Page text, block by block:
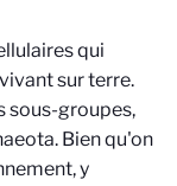
qui
sur terre.
sous-groupes,
. Bien qu'on
y